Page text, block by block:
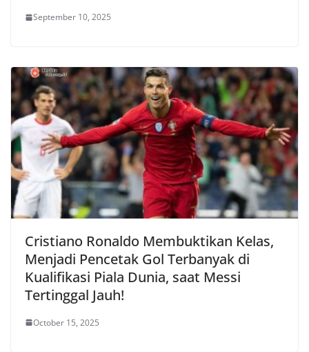
September 10, 2025
Cristiano Ronaldo Membuktikan Kelas,
Menjadi Pencetak Gol Terbanyak di
Kualifikasi Piala Dunia, saat Messi
Tertinggal Jauh!
October 15, 2025